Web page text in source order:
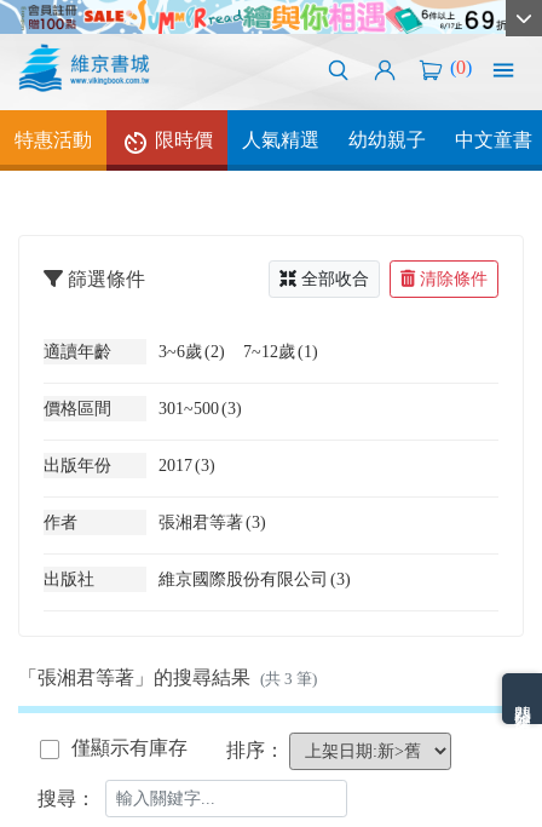
(0)
特惠活動 限時價 人氣精選 幼幼親子 中文童書
篩選條件 全部收合 清除條件
適讀年齡 3~6歲(2) 7~12歲(1)
價格區間 301~500(3)
出版年份 2017(3)
作者 張湘君等著(3)
出版社 維京國際股份有限公司 (3)
「張湘君等著」的搜尋結果 (共 3 筆)
僅顯示有庫存 排序：
搜尋：